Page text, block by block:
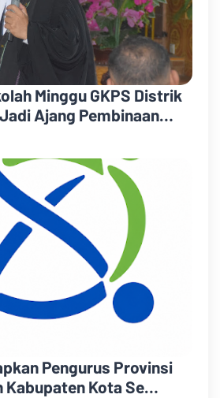
Minggu GKPS Distrik
Ajang Pembinaan
Talenta Anak
Pengurus Provinsi
Kabupaten Kota Se